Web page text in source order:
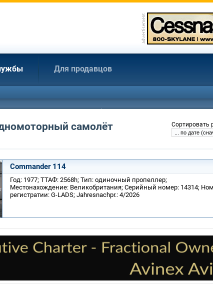
Для продавцов
Сортировать
самолёт
Commander 114
Год: 1977; ТТАФ: 2568h; Тип: одиночный пропеллер;
Местонахождение: Великобритания; Серийный номер: 14314;
регистратии: G-LADS; Jahresnachpr.: 4/2026